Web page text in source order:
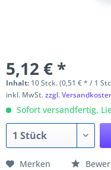
5,12 € *
Inhalt: 10 Stck. (0,51 € * / 1
inkl. MwSt.zzgl.
Sofort versandfertig,
Merken